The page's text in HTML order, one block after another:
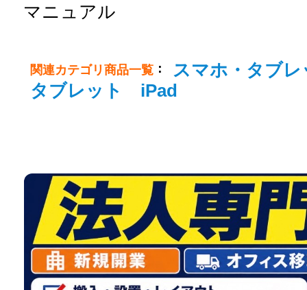
マニュアル
関連カテゴリ商品一覧 ：
スマホ・タブレ
タブレット iPad